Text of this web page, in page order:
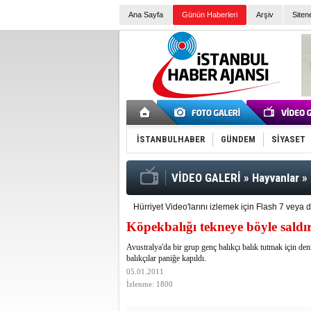
Ana Sayfa Günün Haberleri Arşiv
İSTANBULHABER GÜNDEM SİYASET
VİDEO GALERİ » Hayvanlar »
Hürriyet Video'larını izlemek için Flash 7
Köpekbalığı tekneye böyle
Avustralya'da bir grup genç balıkçı balık tutmak için
balıkçılar paniğe kapıldı.
05.01.2011
İzlenme: 1800